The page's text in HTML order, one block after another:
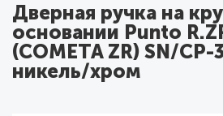
Дверная ручка на
основании Punto
(COMETA ZR) SN/
никель/хром